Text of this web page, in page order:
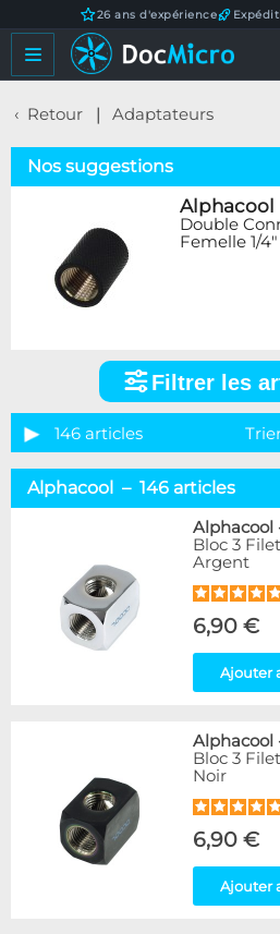
26 ans d'expérience
Retour Adaptateurs
Nos suggestions
Alphacool
Double
Femelle 1/
articles
Catégorie
Raccord Autobloquant
5
6
Adaptateurs
90
Autres
14
Robinet
7
Filtre
23
38
Bykski
Cooling.fr
10
EK Water Blocks
86
KooLance
7
16
Filtrer les
146 articles
Alphacool – 146 articles
Alphacool
Bloc 3
Argent
6,90 €
Ajouter
Alphacool
Bloc 3
Noir
6,90 €
Ajouter